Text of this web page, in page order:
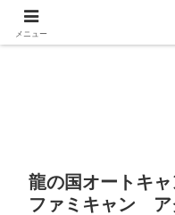
龍の国オートキ
ファミキャン ア
メニュー